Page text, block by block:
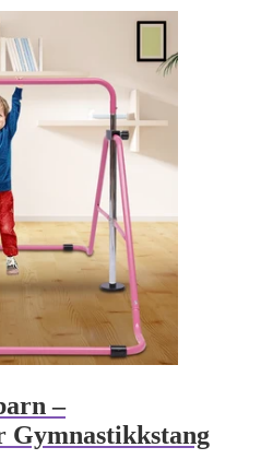
–
Gymnastikkstang